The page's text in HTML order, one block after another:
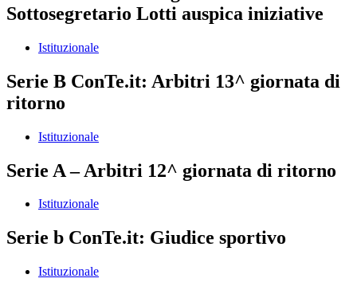
Sottosegretario Lotti auspica iniziative
Istituzionale
Serie B ConTe.it: Arbitri 13^ giornata di
ritorno
Istituzionale
Serie A – Arbitri 12^ giornata di ritorno
Istituzionale
Serie b ConTe.it: Giudice sportivo
Istituzionale